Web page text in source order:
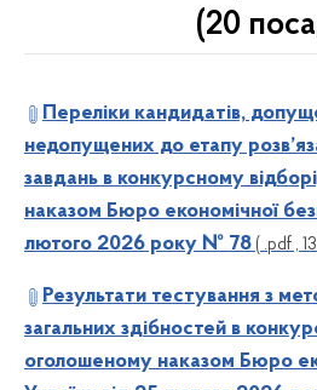
(20
Переліки кандидатів,
недопущених до етапу
завдань в конкурсному
наказом Бюро економічної
лютого 2026 року № 78 ( .pdf ,
Результати тестування з
загальних здібностей в
оголошеному наказом Бюро